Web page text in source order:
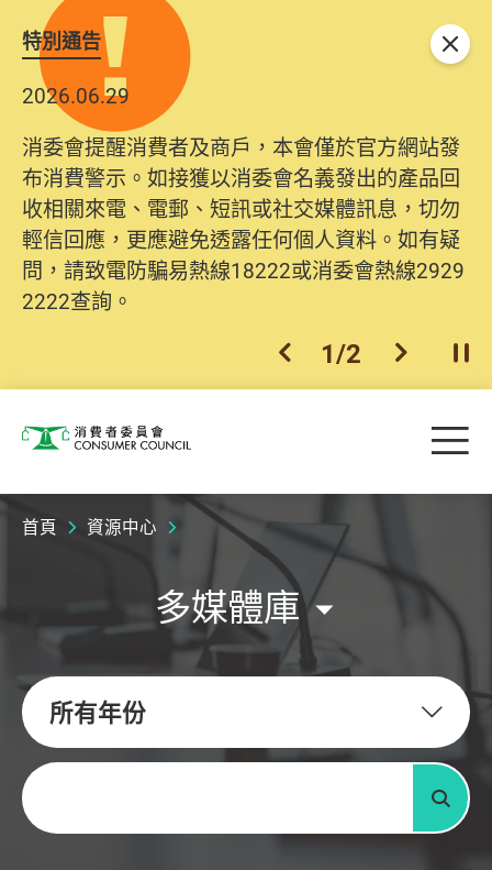
特別通告
2026.06.29
消委會提醒消費者及商戶，本會僅於官方網站發
布消費警示。如接獲以消委會名義發出的產品回
收相關來電、電郵、短訊或社交媒體訊息，切勿
輕信回應，更應避免透露任何個人資料。如有疑
問，請致電防騙易熱線18222或消委會熱線2929
2222查詢。
上一個
1/2 下一個開
關閉
消費者委員會 目
首頁 資源中心
多媒體庫
所有年份
關鍵字
搜尋